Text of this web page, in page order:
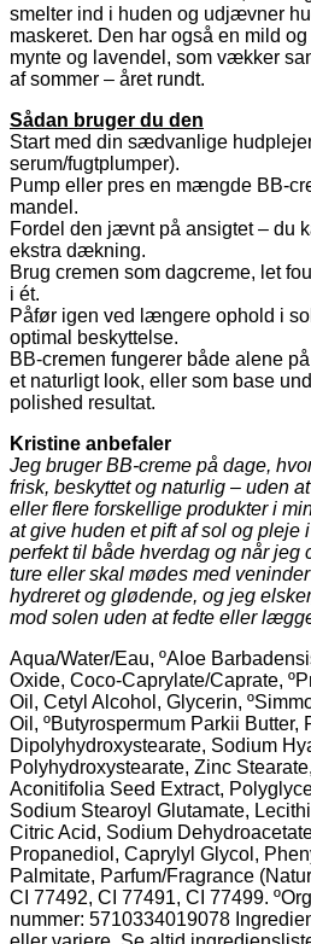
smelter ind i huden og udjævner
maskeret. Den har også en mild
mynte og lavendel, som vækker
af sommer – året rundt.
Sådan bruger du den
Start med din sædvanlige
serum/fugtplumper).
Pump eller pres en mængde BB-
mandel.
Fordel den jævnt på ansigtet – du
ekstra dækning.
Brug cremen som dagcreme, let
i ét.
Påfør igen ved længere ophold i
optimal beskyttelse.
BB-cremen fungerer både alene
et naturligt look, eller som base
polished resultat.
Kristine anbefaler
Jeg bruger BB-creme på dage,
frisk, beskyttet og naturlig – uden
eller flere forskellige produkter i
at give huden et pift af sol og
perfekt til både hverdag og når jeg
ture eller skal mødes med
hydreret og glødende, og jeg
mod solen uden at fedte eller
Aqua/Water/Eau, ºAloe
Oxide, Coco-Caprylate/Caprate,
Oil, Cetyl Alcohol, Glycerin,
Oil, ºButyrospermum Parkii Butter,
Dipolyhydroxystearate, Sodium
Polyhydroxystearate, Zinc
Aconitifolia Seed Extract,
Sodium Stearoyl Glutamate,
Citric Acid, Sodium
Propanediol, Caprylyl Glycol,
Palmitate, Parfum/Fragrance
CI 77492, CI 77491, CI 77499.
nummer: 5710334019078